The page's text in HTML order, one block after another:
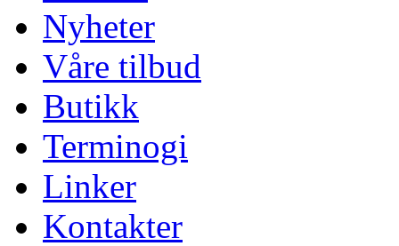
Nyheter
Våre tilbud
Butikk
Terminogi
Linker
Kontakter